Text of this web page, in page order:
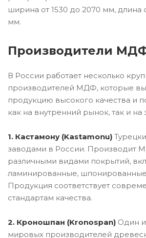
ширина от 1530 до 2070 мм, длина
мм.
Производители
В России работает несколько
производителей МДФ, которые
продукцию высокого качества и
как на внутренний рынок, так и на
1. Кастамону (Kastamonu)
заводами в России. Производит
различными видами покрытий,
ламинированные,
Продукция соответствует
стандартам качества.
2. Кроношпан (Kronospan) Один
мировых производителей